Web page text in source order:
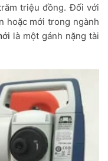
triệu đồng. Đối với
hoặc mới trong ngành
là một gánh nặng tài